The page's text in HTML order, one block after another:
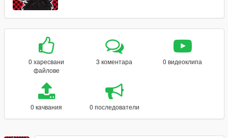
0 харесвани
файлове
3 коментара 0 видеоклипа
0 качвания 0 последователи